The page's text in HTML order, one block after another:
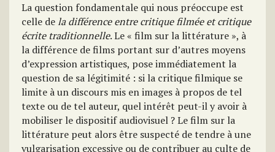
La question fondamentale qui nous préoccupe est
celle dela différence entre critique filmée et critique
écrite traditionnelle. Le « film sur la littérature », à
la différence de films portant sur d’autres moyens
d’expression artistiques, pose immédiatement la
question de sa légitimité : si la critique filmique se
limite à un discours mis en images à propos de tel
texte ou de tel auteur, quel intérêt peut-il y avoir à
mobiliser le dispositif audiovisuel ? Le film sur la
littérature peut alors être suspecté de tendre à une
vulgarisation excessive ou de contribuer au culte de